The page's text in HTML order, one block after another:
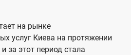
на рынке
услуг Киева на протяжении
за этот период стала